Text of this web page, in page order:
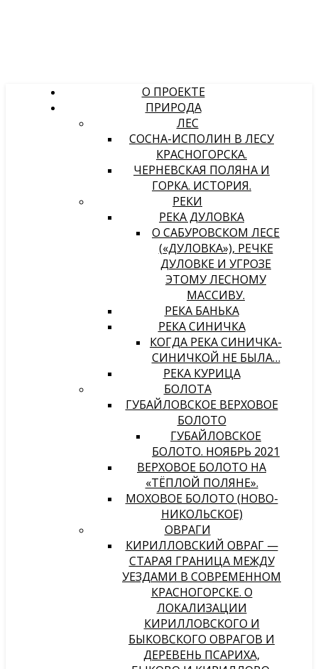
О ПРОЕКТЕ
ПРИРОДА
ЛЕС
СОСНА-ИСПОЛИН В ЛЕСУ
КРАСНОГОРСКА.
ЧЕРНЕВСКАЯ ПОЛЯНА И
ГОРКА. ИСТОРИЯ.
РЕКИ
РЕКА ДУЛОВКА
О САБУРОВСКОМ ЛЕСЕ
(«ДУЛОВКА»), РЕЧКЕ
ДУЛОВКЕ И УГРОЗЕ
ЭТОМУ ЛЕСНОМУ
МАССИВУ.
РЕКА БАНЬКА
РЕКА СИНИЧКА
КОГДА РЕКА СИНИЧКА-
СИНИЧКОЙ НЕ БЫЛА…
РЕКА КУРИЦА
БОЛОТА
ГУБАЙЛОВСКОЕ ВЕРХОВОЕ
БОЛОТО
ГУБАЙЛОВСКОЕ
БОЛОТО. НОЯБРЬ 2021
ВЕРХОВОЕ БОЛОТО НА
«ТЁПЛОЙ ПОЛЯНЕ».
МОХОВОЕ БОЛОТО (НОВО-
НИКОЛЬСКОЕ)
ОВРАГИ
КИРИЛЛОВСКИЙ ОВРАГ —
СТАРАЯ ГРАНИЦА МЕЖДУ
УЕЗДАМИ В СОВРЕМЕННОМ
КРАСНОГОРСКЕ. О
ЛОКАЛИЗАЦИИ
КИРИЛЛОВСКОГО И
БЫКОВСКОГО ОВРАГОВ И
ДЕРЕВЕНЬ ПСАРИХА,